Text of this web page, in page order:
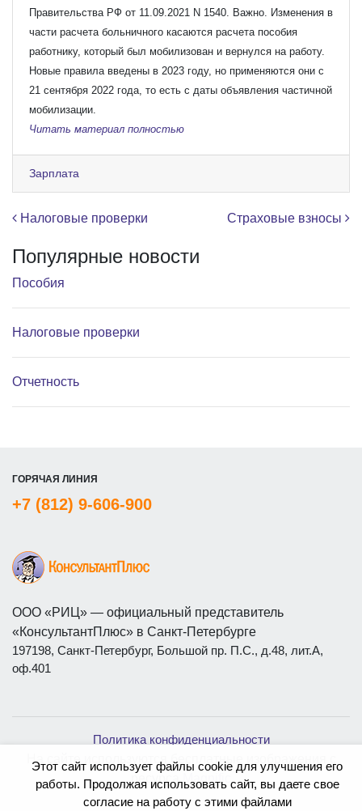
Правительства РФ от 11.09.2021 N 1540. Важно. Изменения в
части расчета больничного касаются расчета пособия
работнику, который был мобилизован и вернулся на работу.
Новые правила введены в 2023 году, но применяются они с
21 сентября 2022 года, то есть с даты объявления частичной
мобилизации.
Читать материал полностью
Зарплата
Навигация по записям
Налоговые проверки Страховые взносы
Популярные новости
Пособия
Налоговые проверки
Отчетность
ГОРЯЧАЯ ЛИНИЯ
+7 (812) 9-606-900
ООО «РИЦ» — официальный представитель
«КонсультантПлюс» в Санкт-Петербурге
197198, Санкт-Петербург, Большой пр. П.С., д.48, лит.А,
оф.401
Политика конфиденциальности
На сайте используются бесплатные изображения с
Этот сайт использует файлы cookie для улучшения его
работы. Продолжая использовать сайт, вы даете свое
согласие на работу с этими файлами